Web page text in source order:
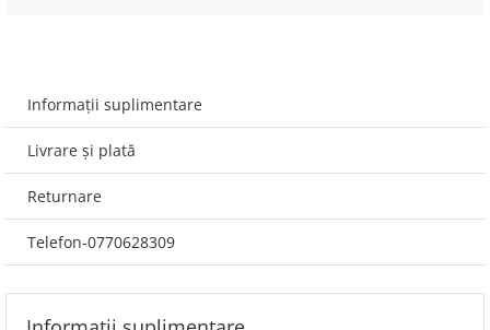
Informații suplimentare
Livrare și plată
Returnare
Telefon-0770628309